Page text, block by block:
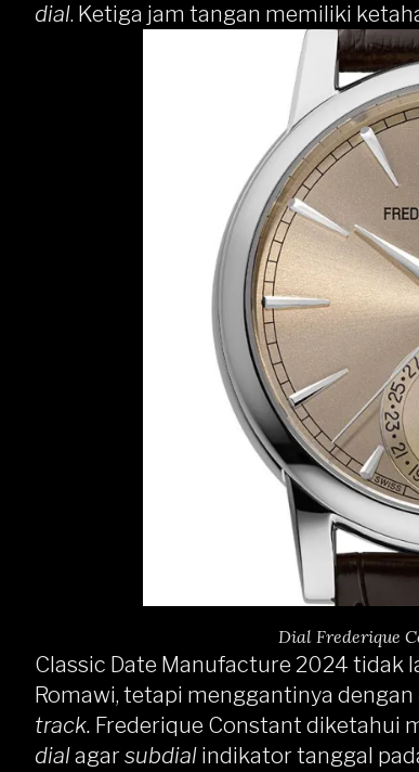
dial. Ketiga jam tangan memiliki
Dial Frederique
Classic Date Manufacture 2024 tidak
Romawi, tetapi menggantinya dengan
track. Frederique Constant diketahui
dialagarsubdial indikator tanggal